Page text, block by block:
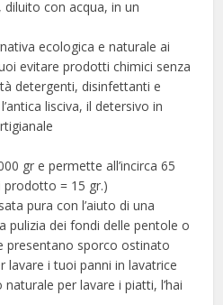
con acqua, in un
ecologica e naturale ai
evitare prodotti chimici senza
detergenti, disinfettanti e
lisciva, il detersivo in
gr e permette all’incirca 65
prodotto = 15 gr.)
pura con l’aiuto di una
pulizia dei fondi delle pentole o
presentano sporco ostinato
lavare i tuoi panni in lavatrice
per lavare i piatti, l’hai